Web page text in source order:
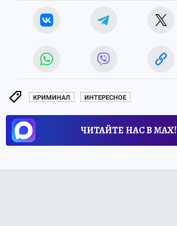
КРИМИНАЛ ИНТЕРЕСНОЕ
ЧИТАЙТЕ НАС В МАХ!